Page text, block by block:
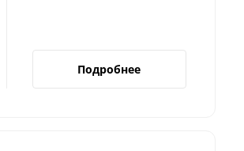
Подробнее